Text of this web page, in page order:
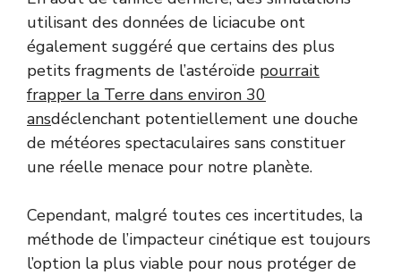
utilisant des données de liciacube ont
également suggéré que certains des plus
petits fragments de l’astéroïde pourrait
frapper la Terre dans environ 30
ansdéclenchant potentiellement une douche
de météores spectaculaires sans constituer
une réelle menace pour notre planète.
Cependant, malgré toutes ces incertitudes, la
méthode de l’impacteur cinétique est toujours
l’option la plus viable pour nous protéger de